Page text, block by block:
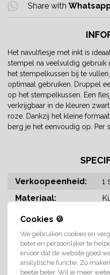
Cookies 🍪
We gebruiken cookies en
beter en persoonlijker te
ervoor dat de website goed
analytische functie. Zo
beetje beter. Wil je meer
Share with
Het navulflesje met inkt is
stempel na veelvuldig gebruik
het stempelkussen bij te
optimaal gebruiken. Druppel
op het stempelkussen. Een
verkrijgbaar in de kleuren
roze. Dankzij het kleine
berg je het eenvoudig op. Per
Verkoopeenheid:
1
Materiaal:
Materiaal type:
Maat:
Product dikte:
Kleur: